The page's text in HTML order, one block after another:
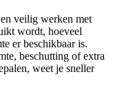
veilig werken met
wordt, hoeveel
er beschikbaar is.
beschutting of extra
weet je sneller